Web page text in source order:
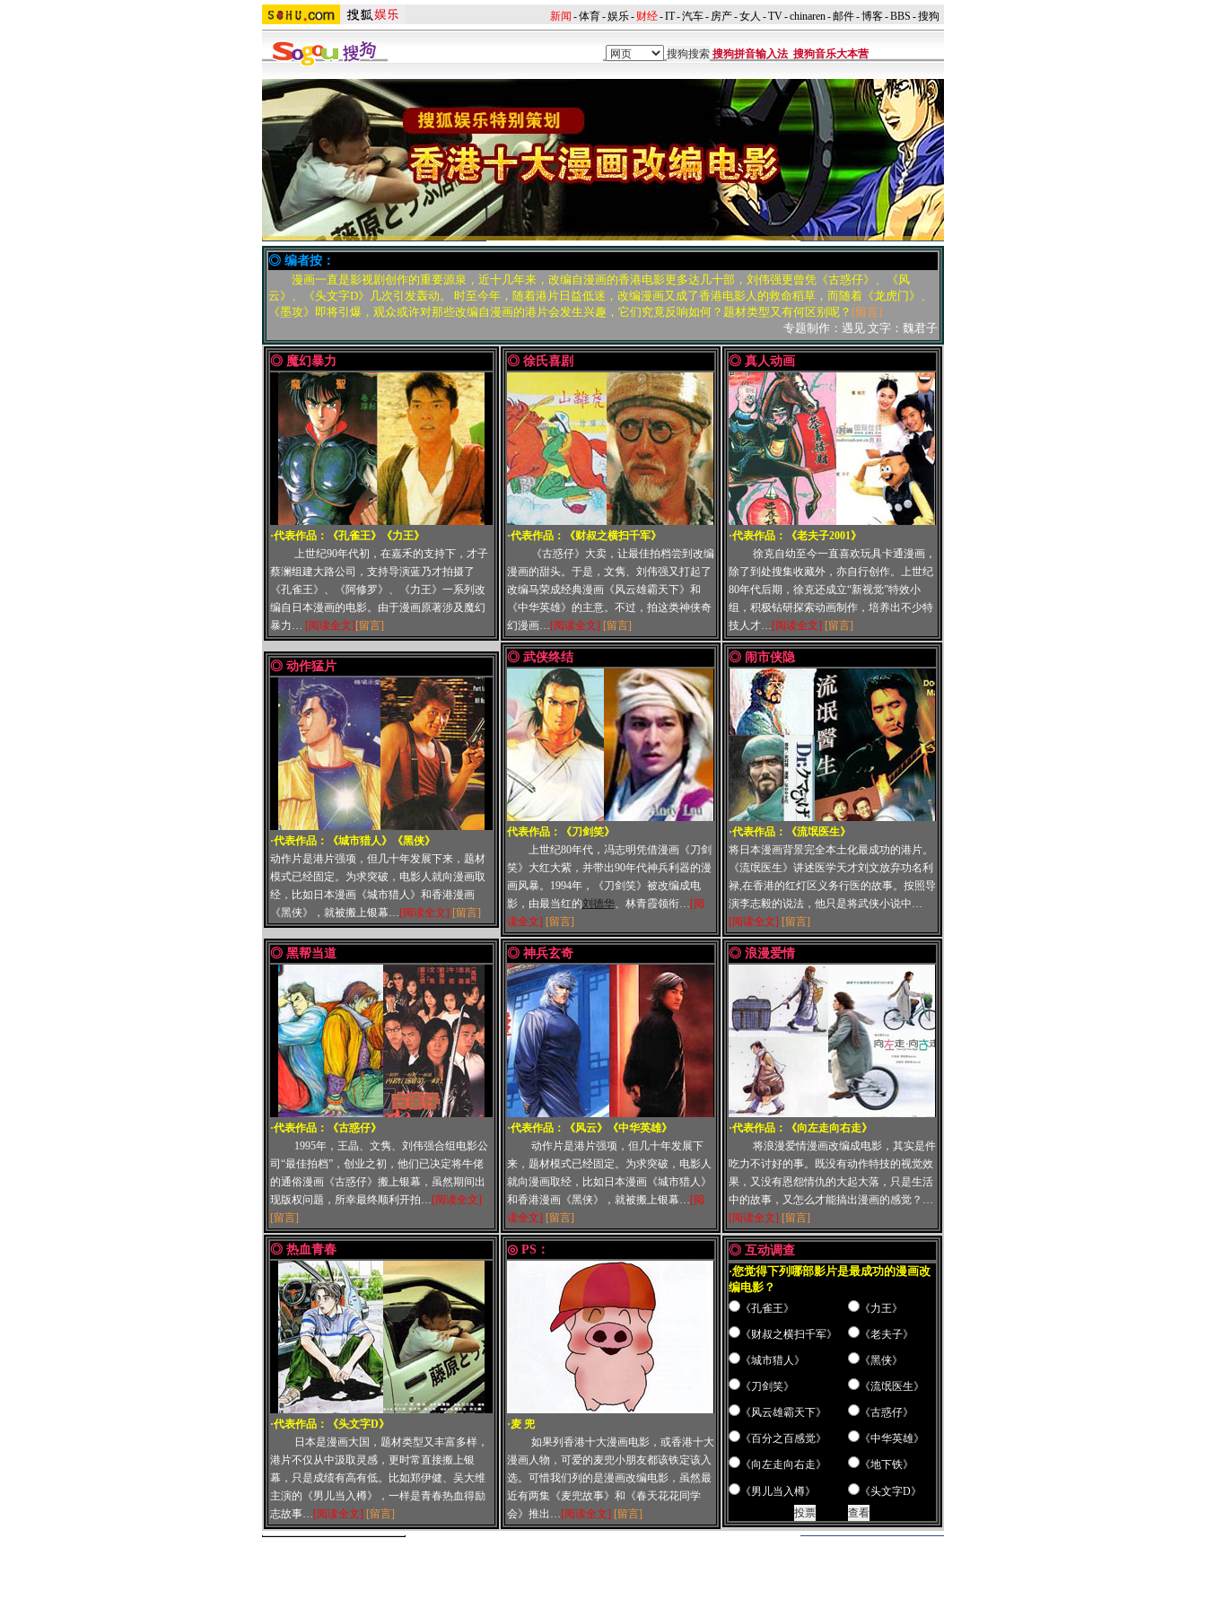
新闻 -体育-娱乐- 财经-IT-汽车- 房产-女人 -TV-chinaren-邮件-博客-BBS -搜狗
搜狗拼音输入法 搜狗音乐大本营
◎ 编者按：
漫画一直是影视剧创作的重要源泉，近十几年来，改编自漫画的香港电影更多达几十部，刘伟强更曾凭《古惑仔》、《风
云》、《头文字D》几次引发轰动。 时至今年，随着港片日益低迷，改编漫画又成了香港电影人的救命稻草，而随着《龙虎门》、
《墨攻》即将引爆，观众或许对那些改编自漫画的港片会发生兴趣，它们究竟反响如何？题材类型又有何区别呢？ [留言]
专题制作：遇见 文字：魏君子
◎ 魔幻暴力
·代表作品： 《孔雀王》
《力王》
上世纪90年代初，在嘉禾的支持下，才子
蔡澜组建大路公司，支持导演蓝乃才拍摄了
《孔雀王》、《阿修罗》、《力王》一系列改
编自日本漫画的电影。由于漫画原著涉及魔幻
暴力… [阅读全文] [留言]
◎ 徐氏喜剧
·代表作品：
《财叔之横扫千军》
《古惑仔》大卖，让最佳拍档尝到改编
漫画的甜头。于是，文隽、刘伟强又打起了
改编马荣成经典漫画《风云雄霸天下》和
《中华英雄》的主意。不过，拍这类神侠奇
幻漫画… [阅读全文] [留言]
◎ 真人动画
·代表作品：
《老夫子2001》
徐克自幼至今一直喜欢玩具卡通漫画，
除了到处搜集收藏外，亦自行创作。上世纪
80年代后期，徐克还成立“新视觉”特效小
组，积极钻研探索动画制作，培养出不少特
技人才… [阅读全文] [留言]
◎ 动作猛片
·代表作品： 《城市猎人》
《黑侠》
动作片是港片强项，但几十年发展下来，题材
模式已经固定。为求突破，电影人就向漫画取
经，比如日本漫画《城市猎人》和香港漫画
《黑侠》，就被搬上银幕… [阅读全文] [留言]
◎ 武侠终结
代表作品：
《刀剑笑》
上世纪80年代，冯志明凭借漫画《刀剑
笑》大红大紫，并带出90年代神兵利器的漫
画风暴。1994年，《刀剑笑》被改编成电
影，由最当红的刘德华、林青霞领衔… [阅
读全文] [留言]
◎ 闹市侠隐
·代表作品：
《流氓医生》
将日本漫画背景完全本土化最成功的港片。
《流氓医生》讲述医学天才刘文放弃功名利
禄,在香港的红灯区义务行医的故事。按照导
演李志毅的说法，他只是将武侠小说中…
[阅读全文] [留言]
◎ 黑帮当道
·代表作品：
《古惑仔》
1995年，王晶、文隽、刘伟强合组电影公
司“最佳拍档”，创业之初，他们已决定将牛佬
的通俗漫画《古惑仔》搬上银幕，虽然期间出
现版权问题，所幸最终顺利开拍… [阅读全文]
[留言]
◎ 神兵玄奇
·代表作品： 《风云》
《中华英雄》
动作片是港片强项，但几十年发展下
来，题材模式已经固定。为求突破，电影人
就向漫画取经，比如日本漫画《城市猎人》
和香港漫画《黑侠》，就被搬上银幕… [阅
读全文] [留言]
◎ 浪漫爱情
·代表作品：
《向左走向右走》
将浪漫爱情漫画改编成电影，其实是件
吃力不讨好的事。既没有动作特技的视觉效
果，又没有恩怨情仇的大起大落，只是生活
中的故事，又怎么才能搞出漫画的感觉？…
[阅读全文] [留言]
◎ 热血青春
·代表作品：
《头文字D》
日本是漫画大国，题材类型又丰富多样，
港片不仅从中汲取灵感，更时常直接搬上银
幕，只是成绩有高有低。比如郑伊健、吴大维
主演的《男儿当入樽》，一样是青春热血得励
志故事… [阅读全文] [留言]
◎ PS：
·麦 兜
如果列香港十大漫画电影，或香港十大
漫画人物，可爱的麦兜小朋友都该铁定该入
选。可惜我们列的是漫画改编电影，虽然最
近有两集《麦兜故事》和《春天花花同学
会》推出… [阅读全文] [留言]
◎ 互动调查
·您觉得下列哪部影片是最成功的漫画改
编电影？
《孔雀王》 《力王》
《财叔之横扫千军》 《老夫子》
《城市猎人》 《黑侠》
《刀剑笑》 《流氓医生》
《风云雄霸天下》 《古惑仔》
《百分之百感觉》 《中华英雄》
《向左走向右走》 《地下铁》
《男儿当入樽》 《头文字D》